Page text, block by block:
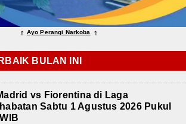
⇑ Ayo Perangi Narkoba ⇑
BULAN INI
vs Fiorentina di Laga
Sabtu 1 Agustus 2026 Pukul